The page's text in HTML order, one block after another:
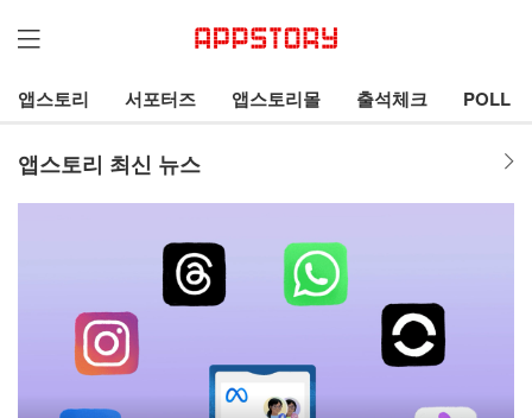
앱스토리 서포터즈 앱스토리몰 출석체크 POLL
앱스토리 최신 뉴스